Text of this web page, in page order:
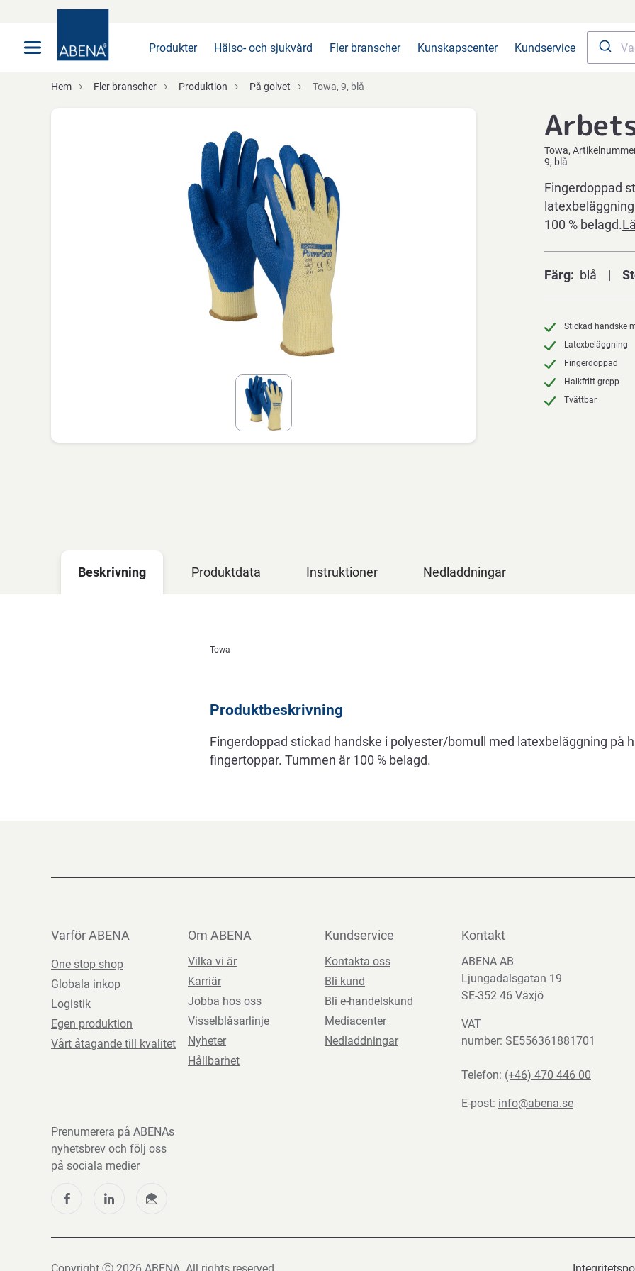
Produkter Hälso- och sjukvård Fler branscher Kunskapscenter Kundservice
Hem Fler branscher Produktion På golvet Towa, 9, blå
Towa
9, blå
Fingerdoppad
100 % belagd.
Färg blå
Stickad handske
Latexbeläggning
Fingerdoppad
Halkfritt grepp
Tvättbar
Beskrivning Produktdata Instruktioner Nedladdningar
Beskrivning
Towa
Produktbeskrivning
Fingerdoppad stickad handske i polyester/bomull med latexbeläggning på
fingertoppar. Tummen är 100 % belagd.
Varför ABENA
One stop shop
Globala inkop
Logistik
Egen produktion
Vårt åtagande till kvalitet
Om ABENA
Vilka vi är
Karriär
Jobba hos oss
Visselblåsarlinje
Nyheter
Hållbarhet
Kundservice
Kontakta oss
Bli kund
Bli e-handelskund
Mediacenter
Nedladdningar
Kontakt
ABENA AB
Ljungadalsgatan 19
SE-352 46 Växjö
VAT
number: SE556361881701
Telefon: (+46) 470 446 00
E-post: info@abena.se
Prenumerera på ABENAs
nyhetsbrev och följ oss
på sociala medier